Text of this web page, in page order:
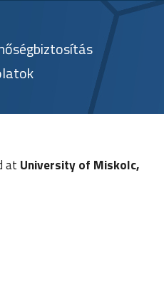
at Universityof Miskolc,